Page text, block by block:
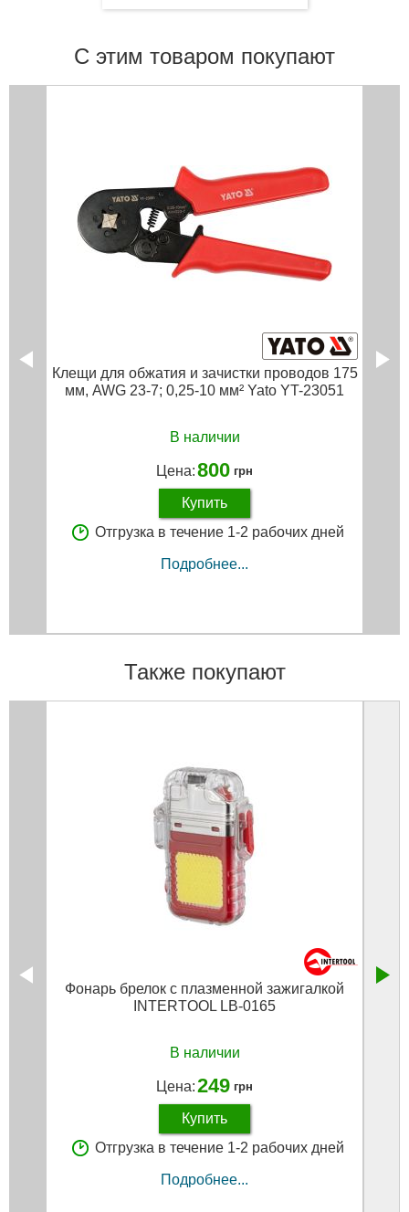
С этим товаром покупают
Клещи для обжатия и зачистки проводов 175
мм, AWG 23-7; 0,25-10 мм² Yato YT-23051
В наличии
Цена:800 грн
Купить
Отгрузка в течение 1-2 рабочих дней
Подробнее...
Также покупают
Фонарь брелок с плазменной зажигалкой
INTERTOOL LB-0165
В наличии
Цена:249 грн
Купить
Отгрузка в течение 1-2 рабочих дней
Подробнее...